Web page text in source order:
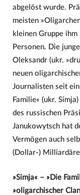
abgelöst wurde.
meisten
kleinen Gruppe
Personen. Die
Oleksandr (ukr.
neuen
Journalisten seit
Familie« (ukr.
des russischen
Janukowytsch hat
Vermögen auch
(Dollar-)
»Simja« – »Die
»oligarchischer